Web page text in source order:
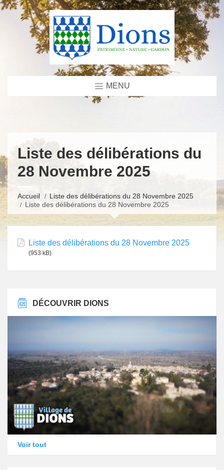
MENU
Liste des délibérations du
28 Novembre 2025
Accueil
Liste des délibérations du 28 Novembre 2025
Liste des délibérations du 28 Novembre 2025
Liste des délibérations du 28 Novembre 2025
(953 kB)
DÉCOUVRIR DIONS
Voir tout